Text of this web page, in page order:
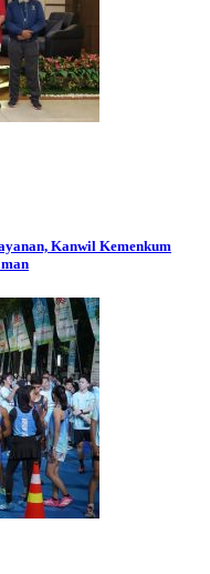
Kanwil Kemenkum